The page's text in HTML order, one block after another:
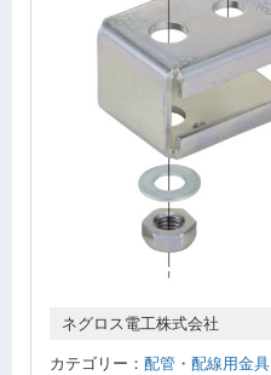
ネグロス電工株式会社
カテゴリー： 配管・配線用金具